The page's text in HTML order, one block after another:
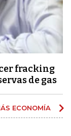
fracking
de gas
ECONOMÍA